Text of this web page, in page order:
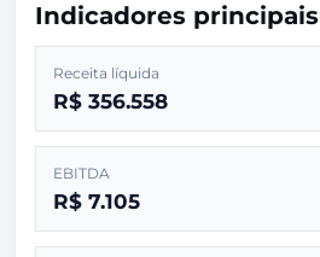
Indicadores principais
Receita líquida
R$ 356.558
EBITDA
R$ 7.105